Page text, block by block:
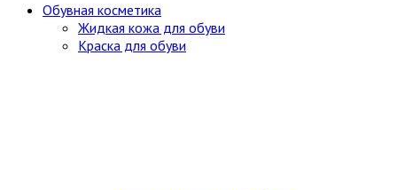
Обувная косметика
Жидкая кожа для обуви
Краска для обуви